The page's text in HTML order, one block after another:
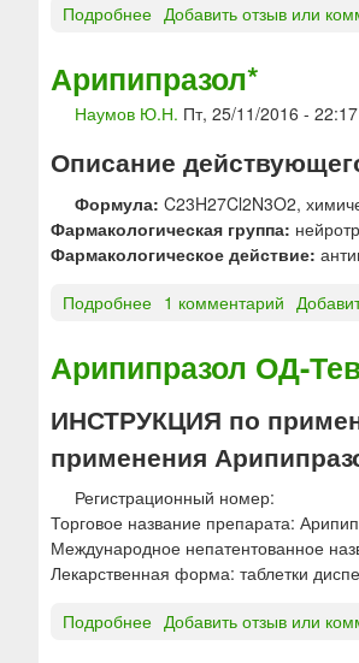
о
г
в
е
д
е
(
а
л
н
л
я
н
т
р
и
н
о
г
о
и
н
у
т
р
т
о
а
р
м
к
д
я
п
и
е
м
а
Подробнее
Т
А
А
С
т
а
т
и
Г
р
и
н
д
Добавить отзыв или
Арипипразол*
Наумов Ю.Н. Пт, 25/11/2016 - 22:17
Описание
Формула: C23H27Cl2N3O2,
Фармакологическая группа:
Фармакологическое действие:
Подробнее
и
и
п
а
з
о
л
1 комментарий
Арипипразол ОД-
ИНСТРУКЦИЯ по
применения
Регистрационный номер:
Торговое название препарата:
Международное непатентованное
Лекарственная форма: таблетки
Подробнее Добавить отзыв или